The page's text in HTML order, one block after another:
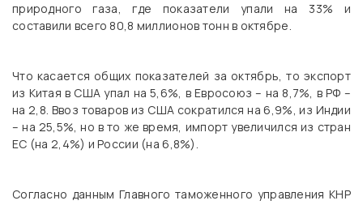
природного газа, где показатели упали на 33% и
составили всего 80,8 миллионов тонн в октябре.
Что касается общих показателей за октябрь, то экспорт
из Китая в США упал на 5,6%, в Евросоюз – на 8,7%, в РФ –
на 2,8. Ввоз товаров из США сократился на 6,9%, из Индии
– на 25,5%, но в то же время, импорт увеличился из стран
ЕС (на 2,4%) и России (на 6,8%).
Согласно данным Главного таможенного управления КНР